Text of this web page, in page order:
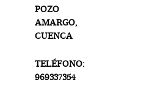
POZO
AMARGO,
CUENCA
TELÉFONO:
969337354